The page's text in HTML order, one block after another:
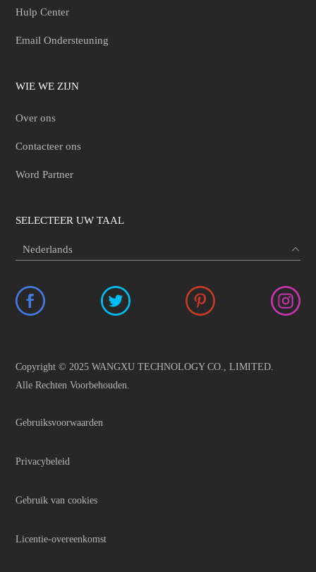
Hulp Center
Email Ondersteuning
WIE WE ZIJN
Over ons
Contacteer ons
Word Partner
SELECTEER UW TAAL
Copyright © 2025 WANGXU TECHNOLOGY CO., LIMITED.
Alle Rechten Voorbehouden.
Gebruiksvoorwaarden
Privacybeleid
Gebruik van cookies
Licentie-overeenkomst